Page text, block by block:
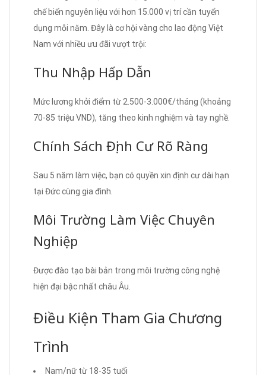
chế biến nguyên liệu với hơn 15.000 vị trí cần tuyển
dụng mỗi năm. Đây là cơ hội vàng cho lao động Việt
Nam với nhiều ưu đãi vượt trội:
Thu Nhập Hấp Dẫn
Mức lương khởi điểm từ 2.500-3.000€/tháng (khoảng
70-85 triệu VND), tăng theo kinh nghiệm và tay nghề.
Chính Sách Định Cư Rõ Ràng
Sau 5 năm làm việc, bạn có quyền xin định cư dài hạn
tại Đức cùng gia đình.
Môi Trường Làm Việc Chuyên
Nghiệp
Được đào tạo bài bản trong môi trường công nghệ
hiện đại bậc nhất châu Âu.
Điều Kiện Tham Gia Chương
Trình
Nam/nữ từ 18-35 tuổi